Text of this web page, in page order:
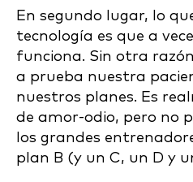
En segundo lugar, lo
tecnología es que a
funciona. Sin otra
a prueba nuestra
nuestros planes. Es
de amor-odio, pero no
los grandes
plan B (y un C, un D y